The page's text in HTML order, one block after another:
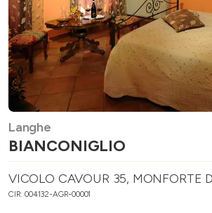
Langhe
BIANCONIGLIO
VICOLO CAVOUR 35, MONFORTE
CIR: 004132-AGR-00001